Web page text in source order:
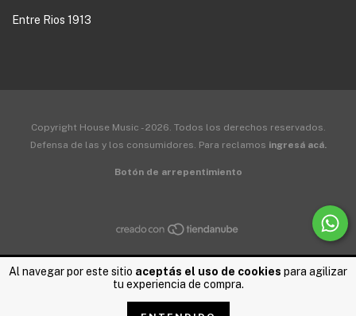
Al navegar por este sitio aceptás el uso de cookies para agilizar
tu experiencia de compra.
Entre Rios 1913
Copyright House Music - 2026. Todos los derechos reservados.
Defensa de las y los consumidores. Para reclamos ingresá acá.
Botón de arrepentimiento